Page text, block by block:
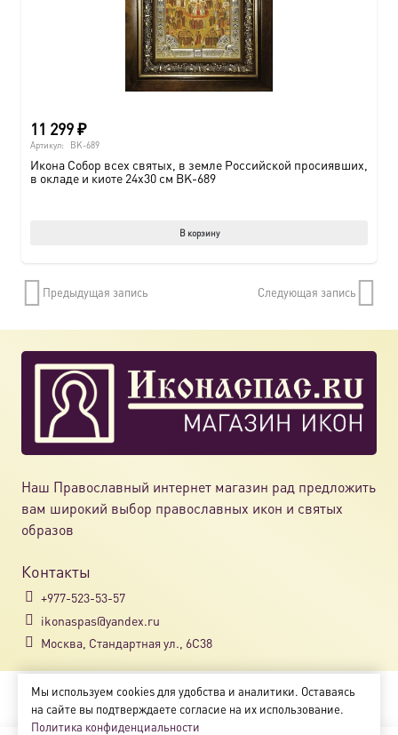
11 299₽
Артикул: BK-689
Икона Собор всех святых, в земле Российской просиявших,
в окладе и киоте 24х30 см BK-689
В корзину
Предыдущая запись Следующая запись
Наш Православный интернет магазин рад предложить
вам широкий выбор православных икон и святых
образов
Контакты
+977-523-53-57
ikonaspas@yandex.ru
Москва, Стандартная ул., 6С38
Copyright © 2018-2025
Магазин православных икон «ikonaspas.ru»
Мы используем cookies для удобства и аналитики. Оставаясь
на сайте вы подтверждаете согласие на их использование.
Политика конфиденциальности